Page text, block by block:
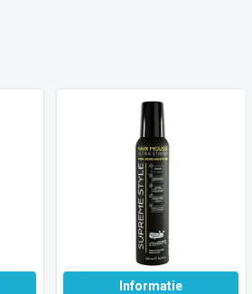
Informatie